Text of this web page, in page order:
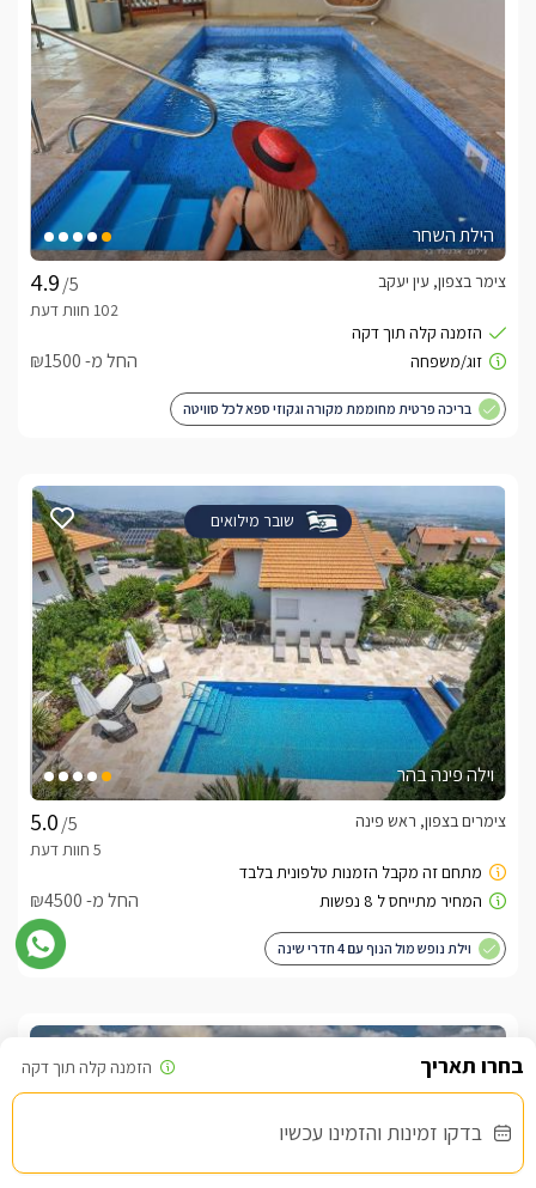
בדקו זמינות והזמינו עכשיו
הילת השחר
/5
צימר בצפון, עין יעקב
החל מ- ₪1500
בריכה פרטית מחוממת מקורה וגקוזי ספא לכל סוויטה
שובר מילואים
וילה פינה בהר
/5
צימרים בצפון, ראש פינה
החל מ- ₪4500
וילת נופש מול הנוף עם 4 חדרי שינה